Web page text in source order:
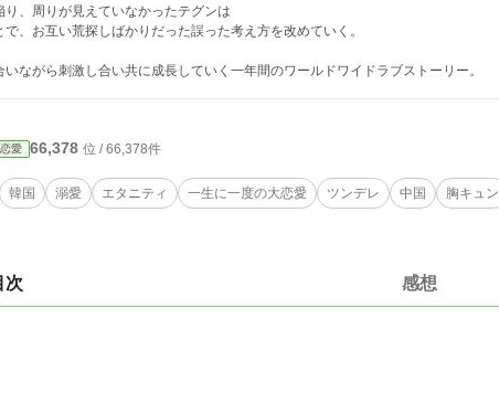
、周りが見えていなかったテグンは
、お互い荒探しばかりだった誤った考え方を改めていく。
いながら刺激し合い共に成長していく一年間のワールドワイドラブストーリー。
恋愛 66,378 位 / 66,378件
韓国 溺愛 エタニティ 一生に一度の大恋愛 ツンデレ 中国 胸キュン
次 感想